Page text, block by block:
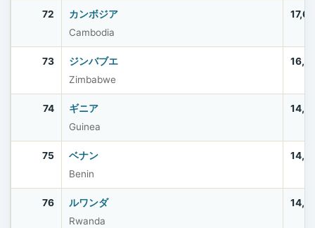
72
カンボジア
Cambodia
73
ジンバブエ
Zimbabwe
74
ギニア
Guinea
75
ベナン
Benin
76
ルワンダ
Rwanda